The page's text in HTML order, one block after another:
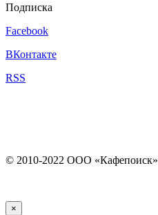
Подписка
Facebook
ВКонтакте
RSS
© 2010-2022 ООО «Кафепоиск»
×